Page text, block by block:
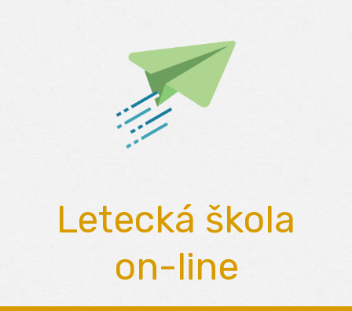
Letecká škola
on-line